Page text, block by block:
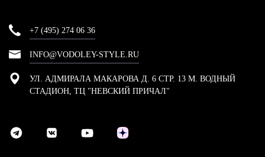
+7 (495) 274 06 36
INFO@VODOLEY-STYLE.RU
УЛ. АДМИРАЛА МАКАРОВА Д. 6 СТР. 13 М. ВОДНЫЙ
СТАДИОН, ТЦ "НЕВСКИЙ ПРИЧАЛ"